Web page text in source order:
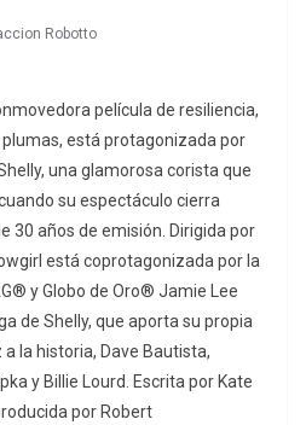
Robotto
película de resiliencia,
está protagonizada por
una glamorosa corista que
su espectáculo cierra
30 años de emisión. Dirigida por
está coprotagonizada por la
y Globo de Oro® Jamie Lee
de Shelly, que aporta su propia
la historia, Dave Bautista,
y Billie Lourd. Escrita por Kate
por Robert